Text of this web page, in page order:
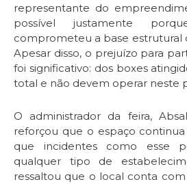
representante do
possível justamente
comprometeu a base estrutural
Apesar disso, o prejuízo para
foi significativo: dos boxes
total e não devem operar neste
O administrador da feira,
reforçou que o espaço
que incidentes como esse
qualquer tipo de
ressaltou que o local conta